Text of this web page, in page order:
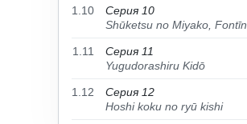
1.10
Серия 10
Shūketsu no Miyako, Fontīn
1.11
Серия 11
Yugudorashiru Kidō
1.12
Серия 12
Hoshi koku no ryū kishi